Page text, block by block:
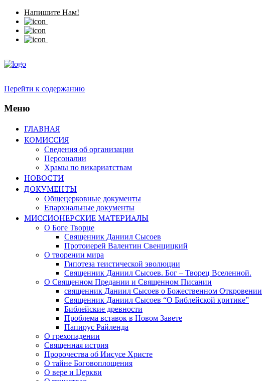
Напишите Нам!
Перейти к содержанию
Меню
ГЛАВНАЯ
КОМИССИЯ
Сведения об организации
Персоналии
Храмы по викариатствам
НОВОСТИ
ДОКУМЕНТЫ
Общецерковные документы
Епархиальные документы
МИССИОНЕРСКИЕ МАТЕРИАЛЫ
О Боге Творце
Священник Даниил Сысоев
Протоиерей Валентин Свенцицкий
О творении мира
Гипотеза теистической эволюции
Священник Даниил Сысоев. Бог – Творец Вселенной.
О Священном Предании и Священном Писании
священник Даниил Сысоев о Божественном Откровении
Священник Даниил Сысоев “О Библейской критике”
Библейские древности
Проблема вставок в Новом Завете
Папирус Райленда
О грехопадении
Священная истрия
Пророчества об Иисусе Христе
О тайне Боговоплощения
О вере и Церкви